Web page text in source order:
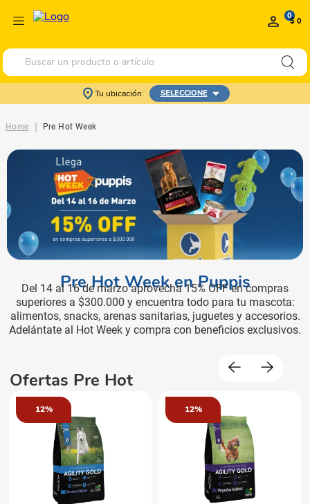
0$ 0
Buscar un producto o artículo
Tu ubicación: SELECCIONE
Home | Pre Hot Week
Pre Hot Week en Puppis
Del 14 al 16 de marzo aprovecha 15% OFF en compras
superiores a $300.000 y encuentra todo para tu mascota:
alimentos, snacks, arenas sanitarias, juguetes y accesorios.
Adelántate al Hot Week y compra con beneficios exclusivos.
Ofertas Pre Hot
12% 12%